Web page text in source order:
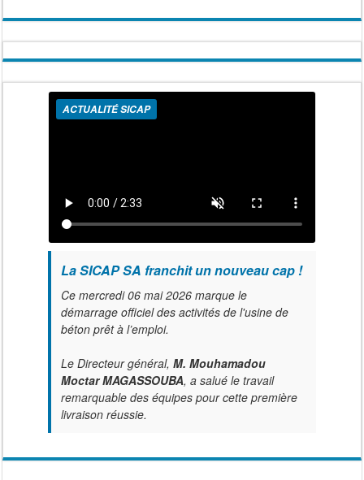
ACTUALITÉ SICAP
La SICAP SA franchit un nouveau cap !
Ce mercredi 06 mai 2026 marque le
démarrage officiel des activités de l'usine de
béton prêt à l’emploi.
Le Directeur général, M. Mouhamadou
Moctar MAGASSOUBA, a salué le travail
remarquable des équipes pour cette première
livraison réussie.